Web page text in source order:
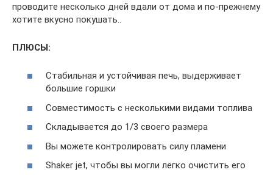
проводите несколько дней вдали от дома и по-прежнему
хотите вкусно покушать..
ПЛЮСЫ:
Стабильная и устойчивая печь, выдерживает
большие горшки
Совместимость с несколькими видами топлива
Складывается до 1/3 своего размера
Вы можете контролировать силу пламени
Shaker jet, чтобы вы могли легко очистить его